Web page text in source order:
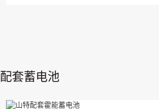
配套蓄电池